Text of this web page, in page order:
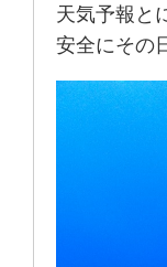
天気予報と
安全にその